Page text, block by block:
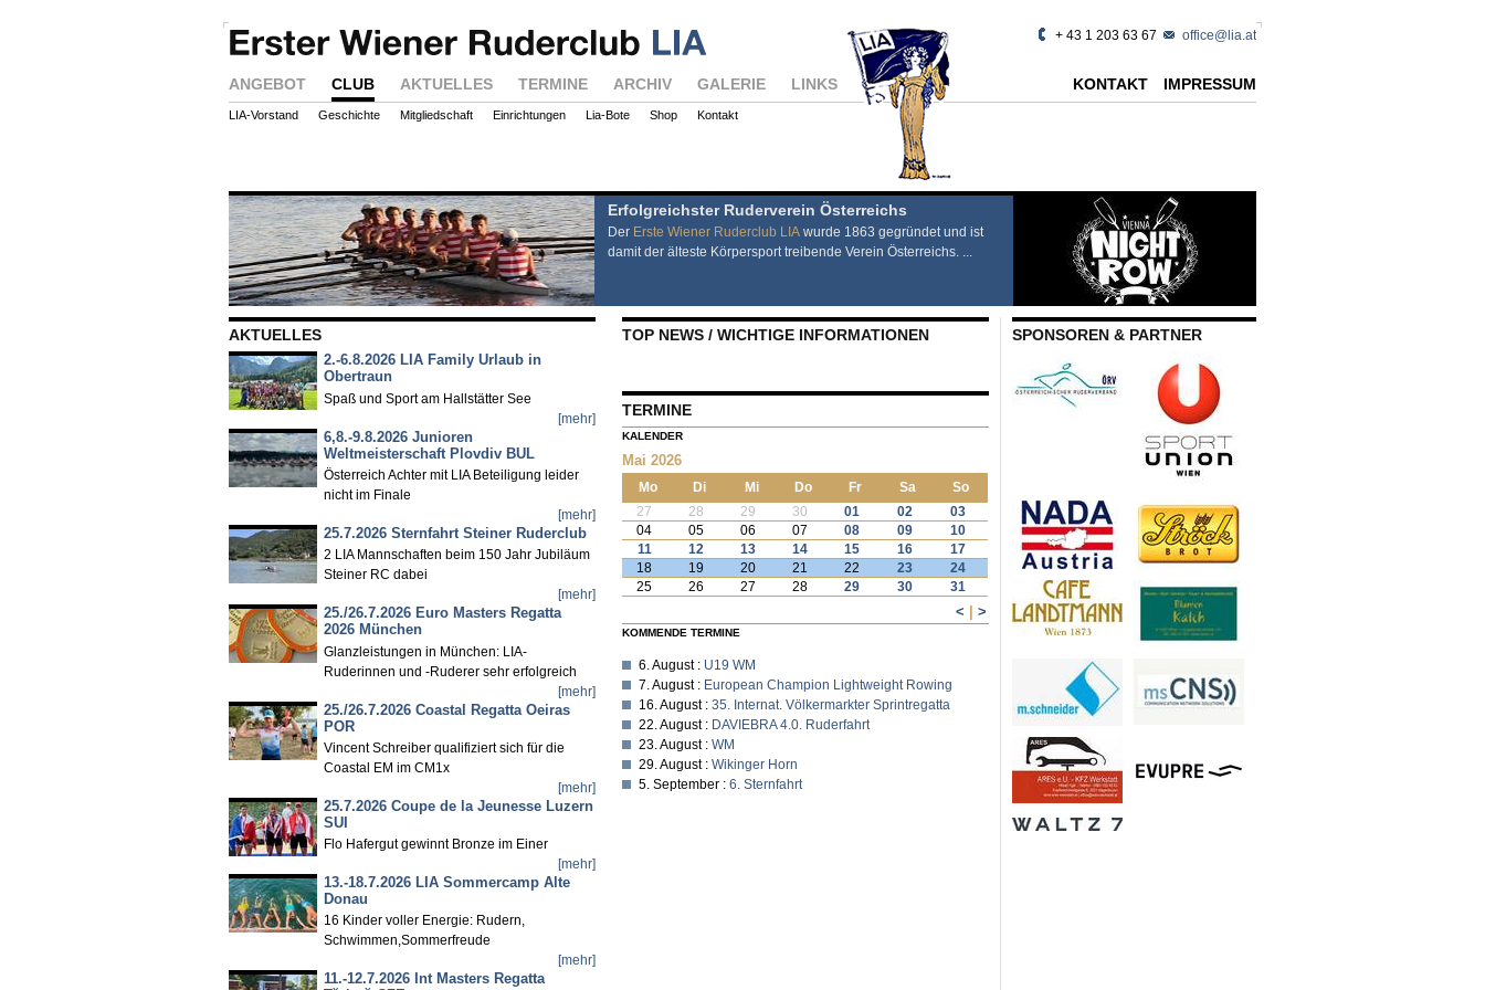
+ 43 1 203 63 67 office@lia.at
ANGEBOT CLUB AKTUELLES TERMINE ARCHIV GALERIE LINKS KONTAKT IMPRESSUM
LIA-Vorstand Geschichte Mitgliedschaft Einrichtungen Lia-Bote Shop Kontakt
Erfolgreichster Ruderverein Österreichs
Der Erste Wiener Ruderclub LIAwurde 1863 gegründet und ist
damit der älteste Körpersport treibende Verein Österreichs. ...
AKTUELLES
2.-6.8.2026 LIA Family Urlaub in
Obertraun
Spaß und Sport am Hallstätter See
[mehr]
6,8.-9.8.2026 Junioren
Weltmeisterschaft Plovdiv BUL
Österreich Achter mit LIA Beteiligung leider
nicht im Finale
[mehr]
25.7.2026 Sternfahrt Steiner Ruderclub
2 LIA Mannschaften beim 150 Jahr Jubiläum
Steiner RC dabei
[mehr]
25./26.7.2026 Euro Masters Regatta
2026 München
Glanzleistungen in München: LIA-
Ruderinnen und -Ruderer sehr erfolgreich
[mehr]
25./26.7.2026 Coastal Regatta Oeiras
POR
Vincent Schreiber qualifiziert sich für die
Coastal EM im CM1x
[mehr]
25.7.2026 Coupe de la Jeunesse Luzern
SUI
Flo Hafergut gewinnt Bronze im Einer
[mehr]
13.-18.7.2026 LIA Sommercamp Alte
Donau
16 Kinder voller Energie: Rudern,
Schwimmen,Sommerfreude
[mehr]
11.-12.7.2026 Int Masters Regatta
TOP NEWS / WICHTIGE INFORMATIONEN
TERMINE
KALENDER
Mai 2026
Mo Di Mi Do Fr Sa
So
27
28 29 30 01 02
03
04
05 06 07 08 09
10
11
12 13 14 15 16
17
18
19 20 21 22 23
24
25
26 27 28 29 30 31
< >
KOMMENDE TERMINE
6. August : U19 WM
7. August : European Champion Lightweight Rowing
16. August : 35. Internat. Völkermarkter Sprintregatta
22. August : DAVIEBRA 4.0. Ruderfahrt
23. August : WM
29. August : Wikinger Horn
5. September : 6. Sternfahrt
SPONSOREN & PARTNER